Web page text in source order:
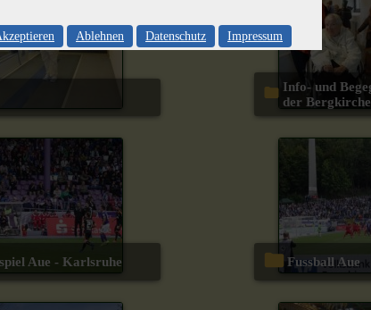
Info- und Begegnungstag u.a. in
der Bergkirche
Aue - Karlsruhe Fussball Aue
Ablehnen Datenschutz Impressum